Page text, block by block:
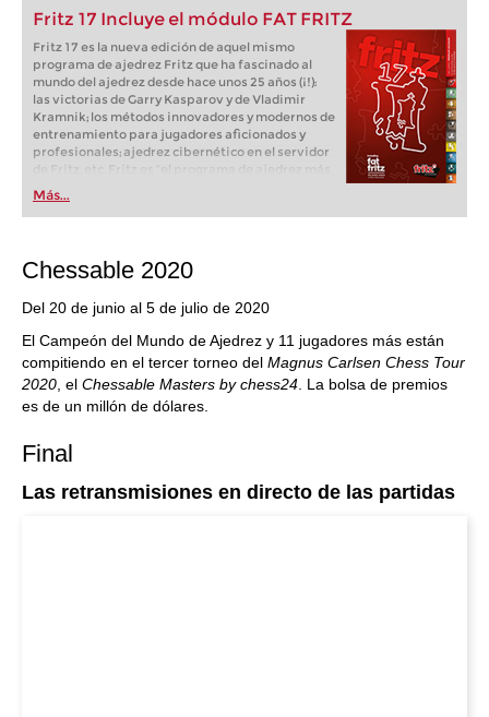
Fritz 17 Incluye el módulo FAT FRITZ
Fritz 17 es la nueva edición de aquel mismo
programa de ajedrez Fritz que ha fascinado al
mundo del ajedrez desde hace unos 25 años (¡!):
las victorias de Garry Kasparov y de Vladimir
Kramnik; los métodos innovadores y modernos de
entrenamiento para jugadores aficionados y
profesionales; ajedrez cibernético en el servidor
popular de Alemania” (Der Spiegel) y ofrece todo
lo que necesita el ajedrecista. La novedad más
espectacular: Fritz 17 incluye el módulo basado
Más...
Chessable 2020
Del 20 de junio al 5 de julio de 2020
El Campeón del Mundo de Ajedrez y 11 jugadores más están
compitiendo en el tercer torneo del Magnus Carlsen Chess Tour
2020 , el Chessable Masters by chess24 . La bolsa de premios
es de un millón de dólares.
Final
Las retransmisiones en directo de las partidas